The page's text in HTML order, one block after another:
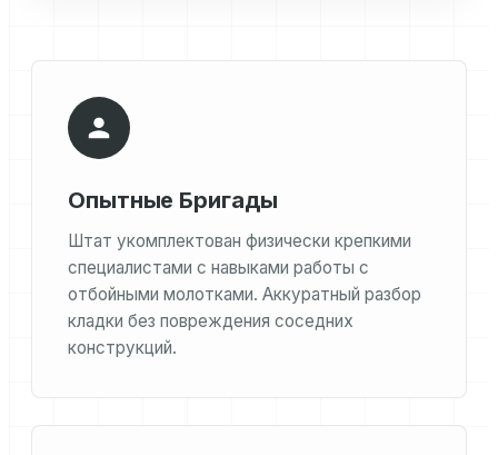
Опытные Бригады
Штат укомплектован физически крепкими
специалистами с навыками работы с
отбойными молотками. Аккуратный разбор
кладки без повреждения соседних
конструкций.